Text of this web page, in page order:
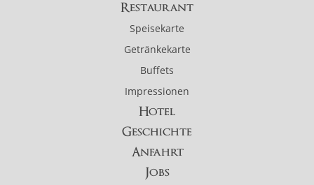
Restaurant
Speisekarte
Getränkekarte
Buffets
Impressionen
Hotel
Geschichte
Anfahrt
Jobs